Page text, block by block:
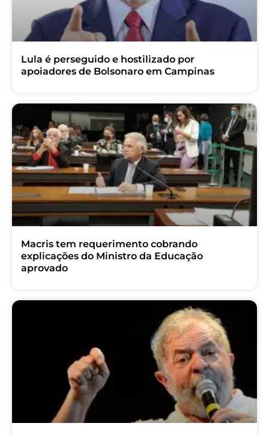
Lula é perseguido e hostilizado por
apoiadores de Bolsonaro em Campinas
Macris tem requerimento cobrando
explicações do Ministro da Educação
aprovado